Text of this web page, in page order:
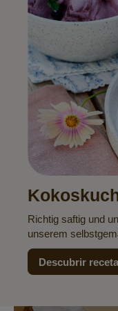
Kokos-Eis
Richtig saftig und
unserem
Descubrir